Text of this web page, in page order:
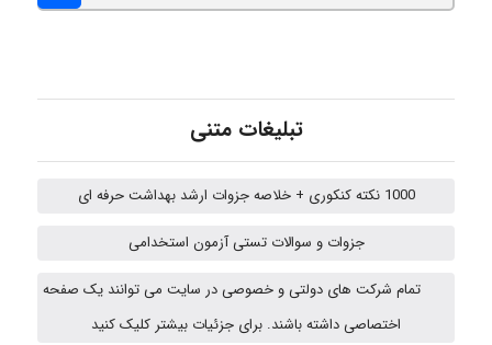
abolfazlkoshehe
abolfazlkoshehe
تبلیغات متنی
1000 نکته کنکوری + خلاصه جزوات ارشد بهداشت حرفه ای
جزوات و سوالات تستی آزمون استخدامی
تمام شرکت های دولتی و خصوصی در سایت می توانند یک صفحه
اختصاصی داشته باشند. برای جزئیات بیشتر کلیک کنید